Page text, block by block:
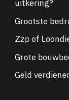
uitkering?
Grootste
Zzp of
Grote
Geld